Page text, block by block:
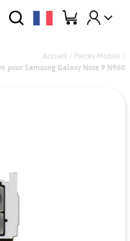
Accueil / Pieces Mobile /
pour Samsung Galaxy Note 9 N960